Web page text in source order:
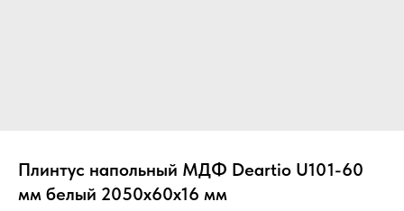
Плинтус напольный МДФ Deartio U101-60
мм белый 2050х60х16 мм